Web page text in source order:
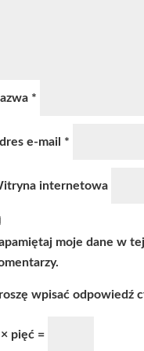
*
e-mail *
internetowa
moje dane w
wpisać odpowiedź
pięć =